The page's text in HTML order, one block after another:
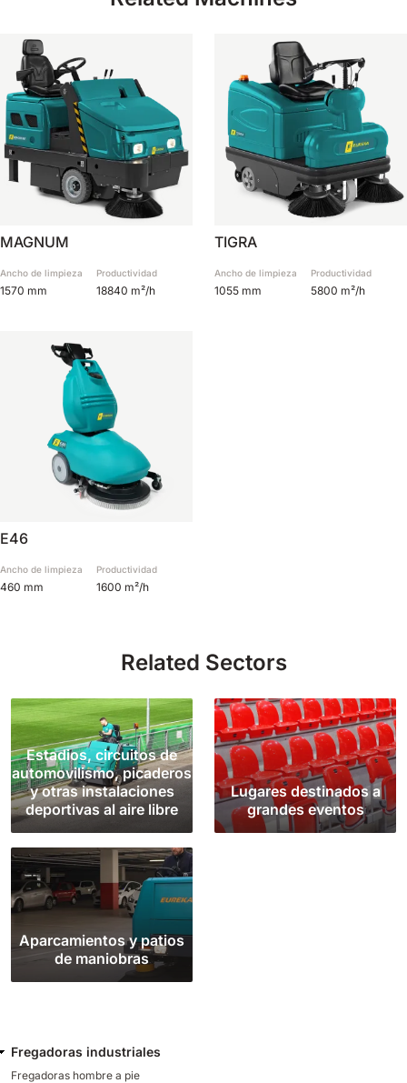
MAGNUM
Ancho de limpieza
1570 mm
Productividad
18840 m²/h
TIGRA
Ancho de limpieza
1055 mm
Productividad
5800 m²/h
E46
Ancho de limpieza
460 mm
Productividad
1600 m²/h
Related Sectors
Estadios, circuitos de
automovilismo, picaderos
y otras instalaciones
deportivas al aire libre
Lugares destinados a
grandes eventos
Aparcamientos y patios
de maniobras
Fregadoras industriales
Fregadoras hombre a pie